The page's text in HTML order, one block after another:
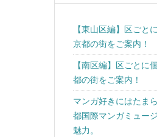
【東山区編】区ごと
京都の街をご案内！
【南区編】区ごとに
都の街をご案内！
マンガ好きにはたま
都国際マンガミュー
魅力。